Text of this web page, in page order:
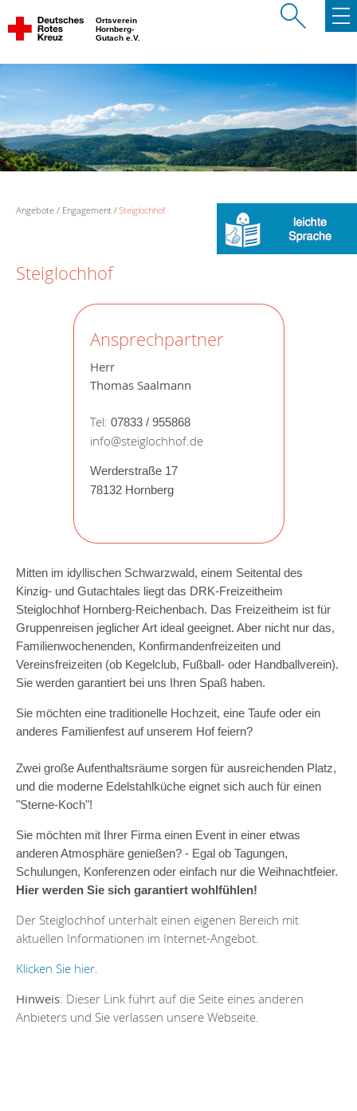
Ortsverein
Hornberg-
Gutach e.V.
Angebote Engagement Steiglochhof
Steiglochhof
Ansprechpartner
Herr
Thomas Saalmann
Tel: 07833 / 955868
info@steiglochhof.de
Werderstraße 17
78132 Hornberg
Mitten im idyllischen Schwarzwald, einem Seitental des
Kinzig- und Gutachtales liegt das DRK-Freizeitheim
Steiglochhof Hornberg-Reichenbach. Das Freizeitheim ist für
Gruppenreisen jeglicher Art ideal geeignet. Aber nicht nur das,
Familienwochenenden, Konfirmandenfreizeiten und
Vereinsfreizeiten (ob Kegelclub, Fußball- oder Handballverein).
Sie werden garantiert bei uns Ihren Spaß haben.
Sie möchten eine traditionelle Hochzeit, eine Taufe oder ein
anderes Familienfest auf unserem Hof feiern?
Zwei große Aufenthaltsräume sorgen für ausreichenden Platz,
und die moderne Edelstahlküche eignet sich auch für einen
"Sterne-Koch"!
Sie möchten mit Ihrer Firma einen Event in einer etwas
anderen Atmosphäre genießen? - Egal ob Tagungen,
Schulungen, Konferenzen oder einfach nur die Weihnachtfeier.
Hier werden Sie sich garantiert wohlfühlen!
Der Steiglochhof unterhält einen eigenen Bereich mit
aktuellen Informationen im Internet-Angebot.
Klicken Sie hier.
Hinweis: Dieser Link führt auf die Seite eines anderen
Anbieters und Sie verlassen unsere Webseite.